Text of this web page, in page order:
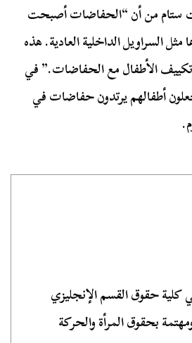
ستام من أن “الحفاضات أصبحت
السراويل الداخلية العادية. هذه
تكييف الأطفال مع الحفاضات.” في
أطفالهم يرتدون حفاضات في
كلية حقوق القسم الإنجليزي
بحقوق المرأة والحركة